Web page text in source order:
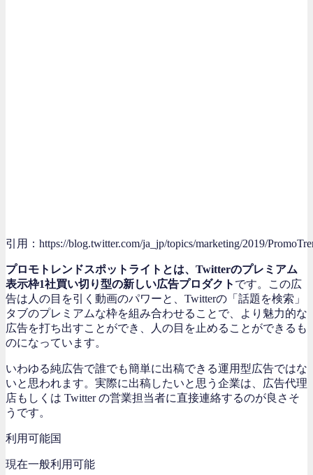
引用：https://blog.twitter.com/ja_jp/topics/marketing/2019/
プロモトレンドスポットライトとは、Twitterのプレミアム
表示枠1社買い切り型の新しい広告プロダクト です。この広
告は人の目を引く動画のパワーと、Twitterの「話題を検索」
タブのプレミアムな枠を組み合わせることで、より魅力的な
広告を打ち出すことができ、人の目を止めることができるも
のになっています。
いわゆる純広告で誰でも簡単に出稿できる運用型広告ではな
いと思われます。実際に出稿したいと思う企業は、広告代理
店もしくは Twitter の営業担当者に直接連絡するのが良さそ
うです。
利用可能国
現在一般利用可能